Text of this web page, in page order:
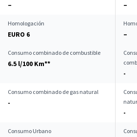
– –
Homologación
EURO 6 –
Consumo combinado de combustible
6.5 l/100 Km**
-
Consumo combinado de gas natural
-
-
Consumo Urbano